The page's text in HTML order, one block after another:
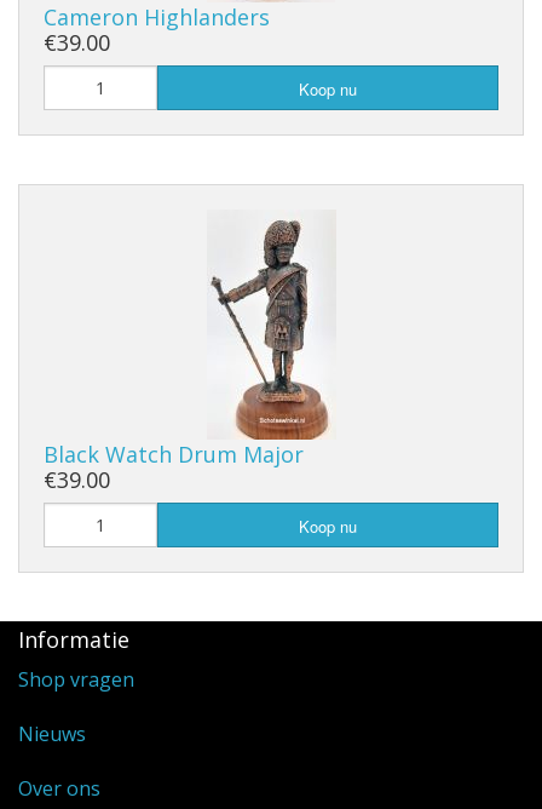
Cameron Highlanders
€39.00
Koop nu
Black Watch Drum Major
€39.00
Koop nu
Informatie
Shop vragen
Nieuws
Over ons